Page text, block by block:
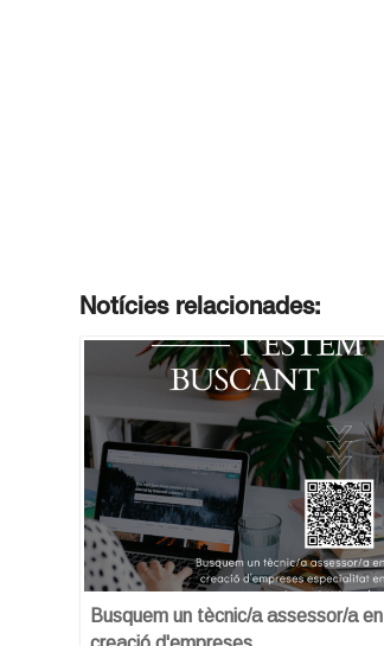
Notícies relacionades:
Busquem un tècnic/a assessor/a en